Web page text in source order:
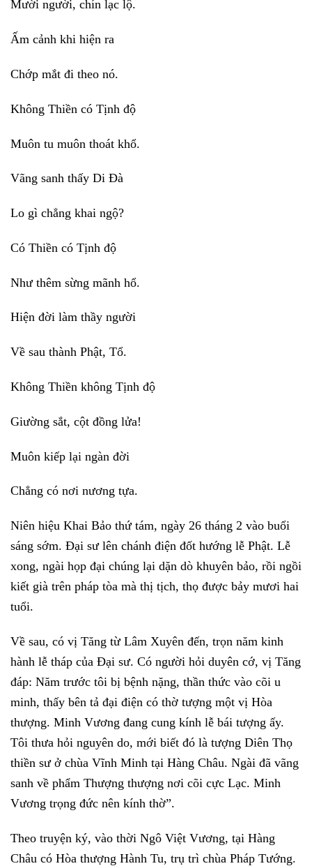
Mười người, chín lạc lộ.
Ấm cảnh khi hiện ra
Chớp mắt đi theo nó.
Không Thiền có Tịnh độ
Muôn tu muôn thoát khổ.
Vãng sanh thấy Di Đà
Lo gì chẳng khai ngộ?
Có Thiền có Tịnh độ
Như thêm sừng mãnh hổ.
Hiện đời làm thầy người
Về sau thành Phật, Tổ.
Không Thiền không Tịnh độ
Giường sắt, cột đồng lửa!
Muôn kiếp lại ngàn đời
Chẳng có nơi nương tựa.
Niên hiệu Khai Bảo thứ tám, ngày 26 tháng 2 vào buổi
sáng sớm. Đại sư lên chánh điện đốt hướng lễ Phật. Lễ
xong, ngài họp đại chúng lại dặn dò khuyên bảo, rồi ngồi
kiết già trên pháp tòa mà thị tịch, thọ được bảy mươi hai
tuổi.
Về sau, có vị Tăng từ Lâm Xuyên đến, trọn năm kinh
hành lễ tháp của Đại sư. Có người hỏi duyên cớ, vị Tăng
đáp: Năm trước tôi bị bệnh nặng, thần thức vào cõi u
minh, thấy bên tả đại điện có thờ tượng một vị Hòa
thượng. Minh Vương đang cung kính lễ bái tượng ấy.
Tôi thưa hỏi nguyên do, mới biết đó là tượng Diên Thọ
thiền sư ở chùa Vĩnh Minh tại Hàng Châu. Ngài đã vãng
sanh về phẩm Thượng thượng nơi cõi cực Lạc. Minh
Vương trọng đức nên kính thờ”.
Theo truyện ký, vào thời Ngô Việt Vương, tại Hàng
Châu có Hòa thượng Hành Tu, trụ trì chùa Pháp Tướng.